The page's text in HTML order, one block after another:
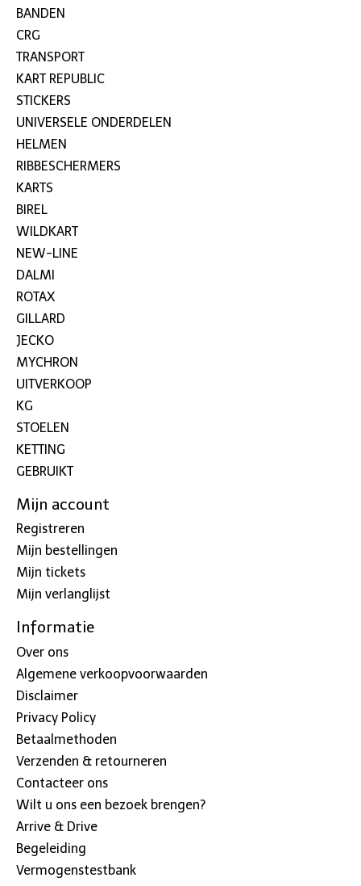
BANDEN
CRG
TRANSPORT
KART REPUBLIC
STICKERS
UNIVERSELE ONDERDELEN
HELMEN
RIBBESCHERMERS
KARTS
BIREL
WILDKART
NEW-LINE
DALMI
ROTAX
GILLARD
JECKO
MYCHRON
UITVERKOOP
KG
STOELEN
KETTING
GEBRUIKT
Mijn account
Registreren
Mijn bestellingen
Mijn tickets
Mijn verlanglijst
Informatie
Over ons
Algemene verkoopvoorwaarden
Disclaimer
Privacy Policy
Betaalmethoden
Verzenden & retourneren
Contacteer ons
Wilt u ons een bezoek brengen?
Arrive & Drive
Begeleiding
Vermogenstestbank